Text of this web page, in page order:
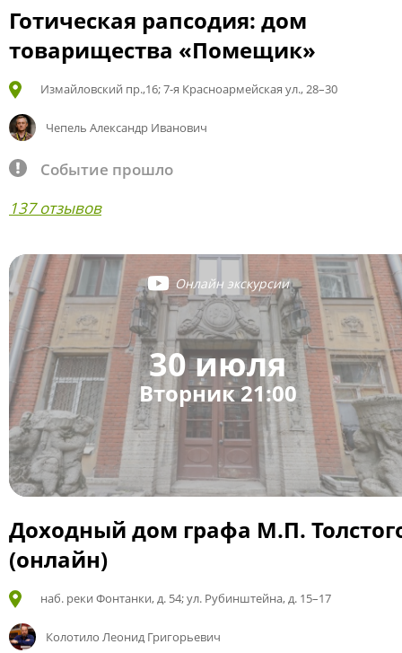
Готическая рапсодия: дом
товарищества «Помещик»
Измайловский пр.,16; 7-я Красноармейская ул., 28–30
Чепель Александр Иванович
Событие прошло
137 отзывов
Онлайн экскурсии
30 июля
Вторник 21:00
Доходный дом графа М.П.
(онлайн)
наб. реки Фонтанки, д. 54; ул. Рубинштейна, д. 15–17
Колотило Леонид Григорьевич